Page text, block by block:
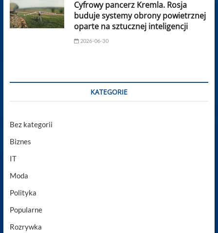
Cyfrowy pancerz Kremla. Rosja
buduje systemy obrony powietrznej
oparte na sztucznej inteligencji
2026-06-30
KATEGORIE
Bez kategorii
Biznes
IT
Moda
Polityka
Popularne
Rozrywka